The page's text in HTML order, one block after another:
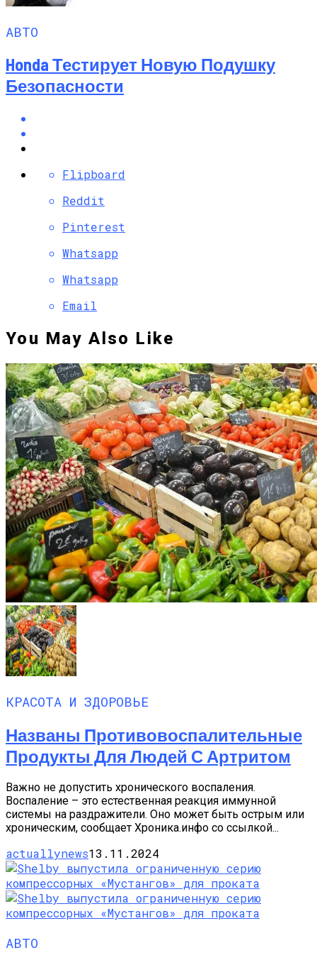
АВТО
Honda Тестирует Новую Подушку
Безопасности
Flipboard
Reddit
Pinterest
Whatsapp
Whatsapp
Email
You May Also Like
КРАСОТА И ЗДОРОВЬЕ
Названы Противовоспалительные
Продукты Для Людей С Артритом
Важно не допустить хронического воспаления.
Воспаление – это естественная реакция иммунной
системы на раздражители. Оно может быть острым или
хроническим, сообщает Хроника.инфо со ссылкой...
actuallynews13.11.2024
АВТО